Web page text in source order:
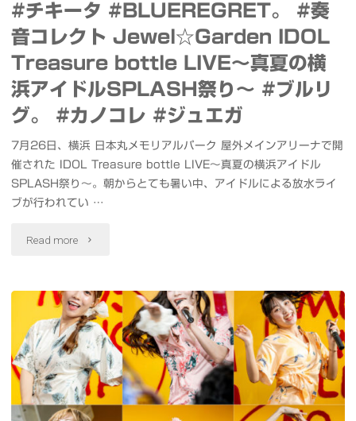
ー
#
み
な
と
ら
リ
#
メ
ノ
ュ
ー
ヤ
ー
#
桃
#チキータ #BLUEREGRET。 #奏
音コレクト Jewel☆Garden IDOL
Treasure bottle LIVE～真夏の横
浜アイドルSPLASH祭り～ #ブルリ
グ。 #カノコレ #ジュエガ
7月26日、横浜 日本丸メモリアルパーク 屋外メインアリーナで開
催された IDOL Treasure bottle LIVE～真夏の横浜アイドル
SPLASH祭り～。朝からとても暑い中、アイドルによる放水ライ
ブが行われてい …
Read more "#
キ
ー
タ
#BLUEREGRET。